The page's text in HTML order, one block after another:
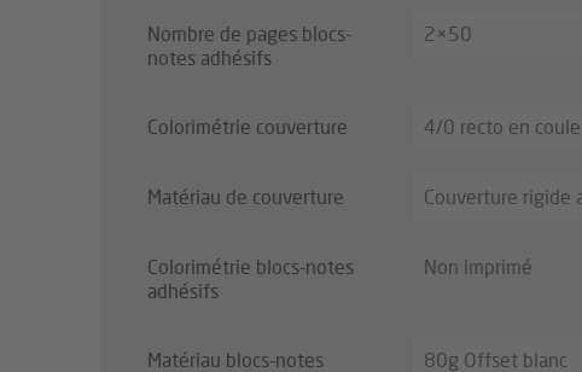
Nombre de pages blocs-
notes adhésifs
2×50
Colorimétrie couverture 4/0 recto en
Matériau de couverture Couverture rigide
Colorimétrie blocs-notes
adhésifs
Non imprimé
Matériau blocs-notes
80g Offset blanc